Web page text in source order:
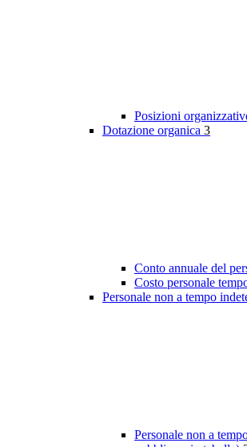
Posizioni
Dotazione organica 3
Conto annuale del
Costo personale
Personale non a tempo
Personale non a